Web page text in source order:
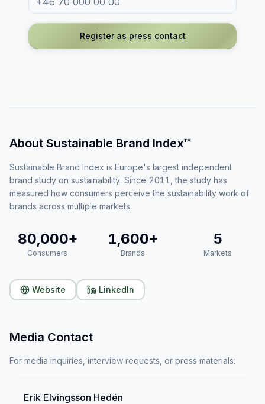
Register as press contact
About Sustainable Brand Index™
Sustainable Brand Index is Europe's largest independent
brand study on sustainability. Since 2011, the study has
measured how consumers perceive the sustainability work of
brands across multiple markets.
80,000+
Consumers
1,600+
Brands
5
Markets
Website LinkedIn
Media Contact
For media inquiries, interview requests, or press materials:
Erik Elvingsson Hedén